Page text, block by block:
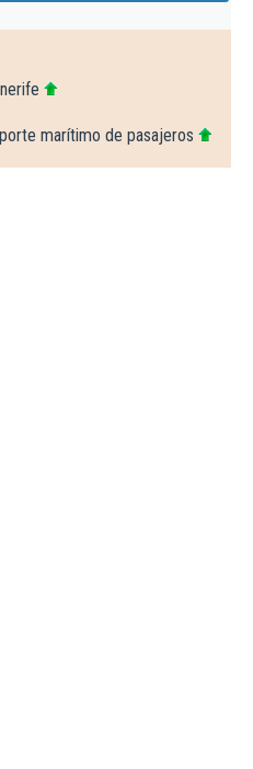
marítimo de pasajeros